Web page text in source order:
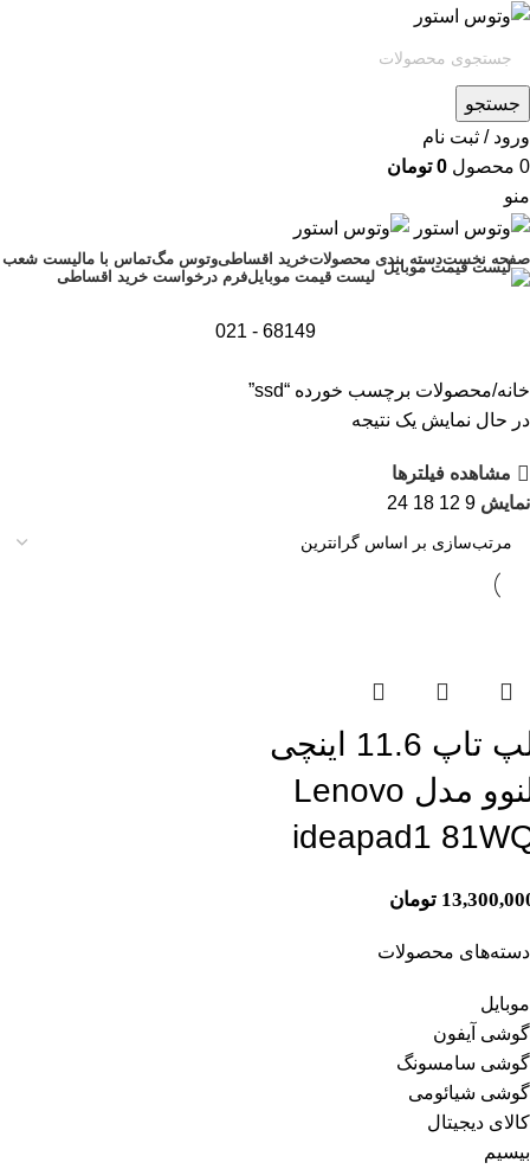
جستجو
ورود / ثبت نام
0 محصول 0 تومان
منو
صفحه نخستدسته بندی محصولاتخرید اقساطیوتوس مگتماس با مالیست شعب
لیست قیمت موبایلفرم درخواست خرید اقساطی
68149 - 021
دسته‌های محصولات
موبایل
گوشی آیفون
گوشی سامسونگ
گوشی شیائومی
کالای دیجیتال
بیسیم
خانه محصولات برچسب خورده “ssd”
در حال نمایش یک نتیجه
مشاهده فیلترها
نمایش 9
12
18
24
لپ تاپ 11.6 اینچی
لنوو مدل Lenovo
ideapad1
تومان